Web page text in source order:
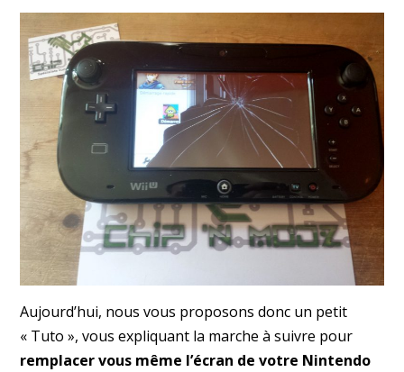
Aujourd’hui, nous vous proposons donc un petit
« Tuto », vous expliquant la marche à suivre pour
remplacer vous même l’écran de votre Nintendo